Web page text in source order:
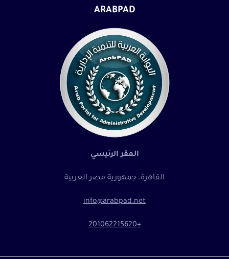
ARABPAD
المقر الرئيسي
القاهرة، جمهورية مصر العربية
info@arabpad.net
+201062215620